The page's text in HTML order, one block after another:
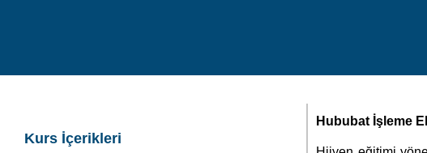
Programının İçeriği:
Hijyen eğitimi
sebze ve meyve
olduğu eğitime
Amacı: